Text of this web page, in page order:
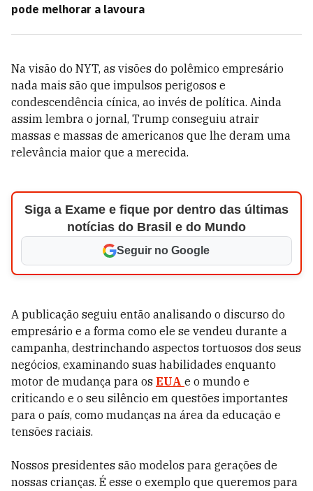
pode melhorar a lavoura
Na visão do NYT, as visões do polêmico empresário
nada mais são que impulsos perigosos e
condescendência cínica, ao invés de política. Ainda
assim lembra o jornal, Trump conseguiu atrair
massas e massas de americanos que lhe deram uma
relevância maior que a merecida.
Siga a Exame e fique por dentro das últimas
notícias do Brasil e do Mundo
Seguir no Google
A publicação seguiu então analisando o discurso do
empresário e a forma como ele se vendeu durante a
campanha, destrinchando aspectos tortuosos dos seus
negócios, examinando suas habilidades enquanto
motor de mudança para os EUA e o mundo e
criticando e o seu silêncio em questões importantes
para o país, como mudanças na área da educação e
tensões raciais.
Nossos presidentes são modelos para gerações de
nossas crianças. É esse o exemplo que queremos para